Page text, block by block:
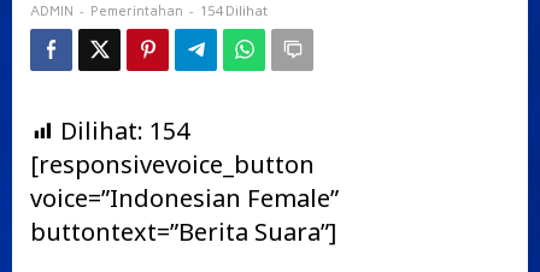
Anggota
DPR
RI
ADMIN - Pemerintahan - 154 Dilihat
Dilihat: 154
[responsivevoice_button
voice=”Indonesian Female”
buttontext=”Berita Suara”]